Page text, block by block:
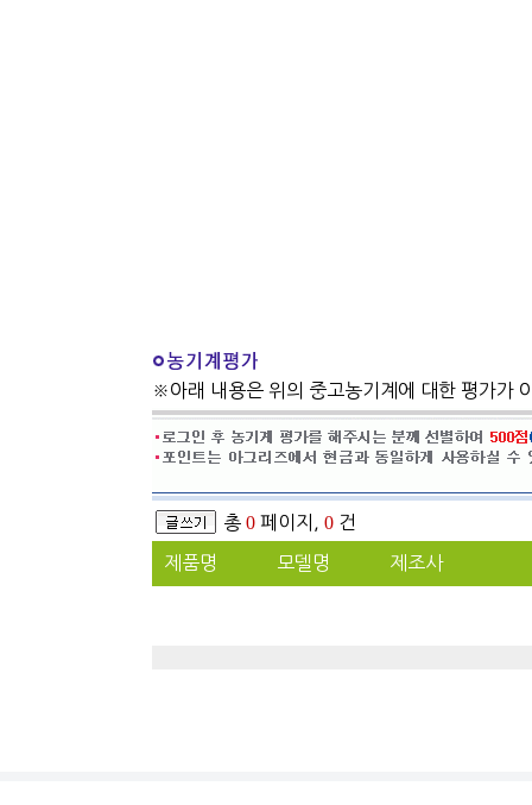
※아래 내용은 위의 중고농기계에 대한 평가가
총 0 페이지, 0 건
제품명 모델명 제조사